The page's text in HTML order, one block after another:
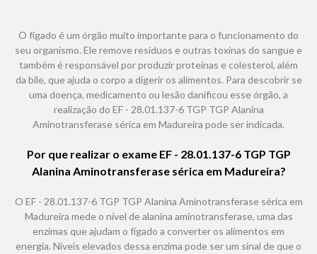
O fígado é um órgão muito importante para o funcionamento do
seu organismo. Ele remove resíduos e outras toxinas do sangue e
também é responsável por produzir proteínas e colesterol, além
da bile, que ajuda o corpo a digerir os alimentos. Para descobrir se
uma doença, medicamento ou lesão danificou esse órgão, a
realização do EF - 28.01.137-6 TGP TGP Alanina
Aminotransferase sérica em Madureira pode ser indicada.
Por que realizar o exame EF - 28.01.137-6 TGP TGP
Alanina Aminotransferase sérica em Madureira?
O EF - 28.01.137-6 TGP TGP Alanina Aminotransferase sérica em
Madureira mede o nível de alanina aminotransferase, uma das
enzimas que ajudam o fígado a converter os alimentos em
energia. Níveis elevados dessa enzima pode ser um sinal de que o